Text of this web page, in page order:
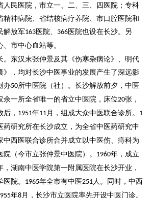
人民医院，市立一、二、三、四医院；专科
精神病院、省结核病疗养院、市口腔医院和
解放军163 医院、 366 医院也设在长沙。另
市中心血站等。
。东汉末张仲景及其《伤寒杂病论》、明代
》，均对长沙中医事业的发展产生了深远影
办50所中医院（社）。长沙解放前夕，中医
余一所全省唯一的省立中医院，床位20张，
， 1951年11月，组成大众中医联合诊所。 1
药研究所在长沙成立，为全省中医药研究中
中西医联合诊所合并成立以中医伤、痔科为
（今市立张仲景中医院）。 1960年，成立
，湖南中医学院第一附属医院在长沙开业，
院。 1965年全市有中医251人。同时，中西
年8月，长沙市立医院率先开设中医门诊。